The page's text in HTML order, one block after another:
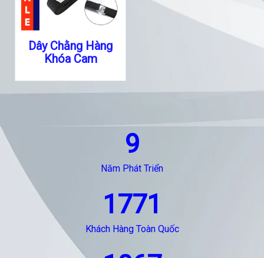
Dây Chằng Hàng
Khóa Cam
9
Năm Phát Triển
1771
Khách Hàng Toàn Quốc